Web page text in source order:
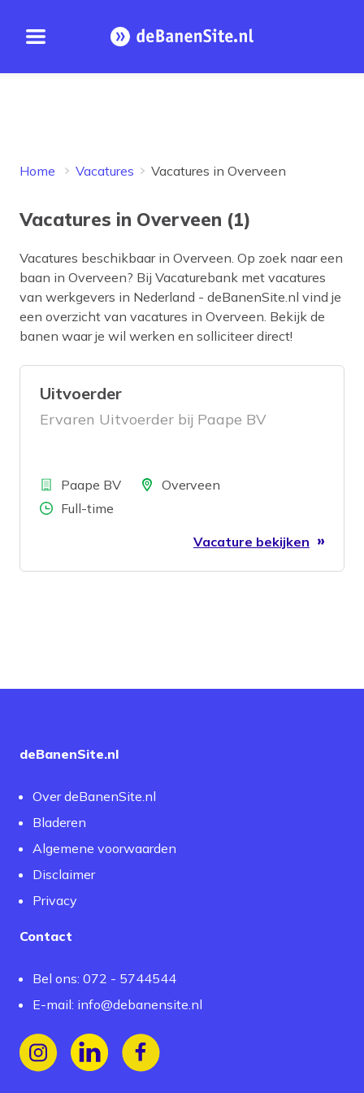
Open menu Homepage
Home Vacatures Vacatures in Overveen
Vacatures in Overveen (1)
Vacatures beschikbaar in Overveen. Op zoek naar een
baan in Overveen? Bij Vacaturebank met vacatures
van werkgevers in Nederland - deBanenSite.nl vind je
een overzicht van vacatures in Overveen. Bekijk de
banen waar je wil werken en solliciteer direct!
Uitvoerder
Ervaren Uitvoerder bij Paape BV
BedrijfPaape BVLocatieOverveen
Aantal uren
Full-time
Vacature bekijken
deBanenSite.nl
Over deBanenSite.nl
Bladeren
Algemene voorwaarden
Disclaimer
Privacy
Contact
Bel ons: 072 - 5744544
E-mail: info@debanensite.nl